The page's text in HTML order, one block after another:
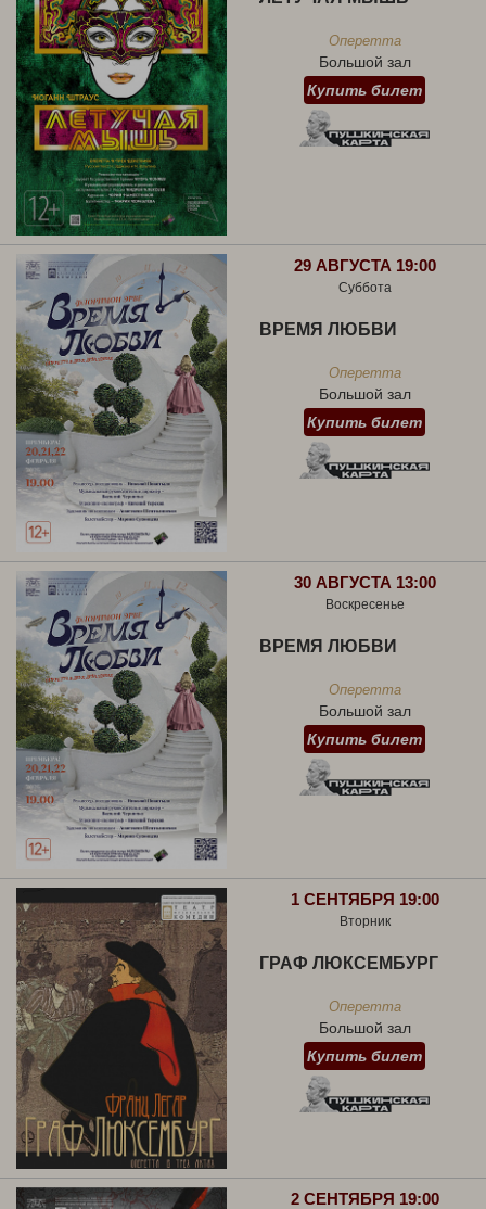
Оперетта
Большой зал
Купить билет
29 АВГУСТА 19:00
Суббота
ВРЕМЯ ЛЮБВИ
Оперетта
Большой зал
Купить билет
30 АВГУСТА 13:00
Воскресенье
ВРЕМЯ ЛЮБВИ
Оперетта
Большой зал
Купить билет
1 СЕНТЯБРЯ 19:00
Вторник
ГРАФ ЛЮКСЕМБУРГ
Оперетта
Большой зал
Купить билет
2 СЕНТЯБРЯ 19:00